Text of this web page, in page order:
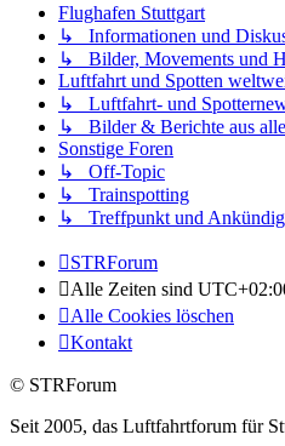
Flughafen Stuttgart
↳ Informationen und
↳ Bilder, Movements und
Luftfahrt und Spotten
↳ Luftfahrt- und
↳ Bilder & Berichte aus
Sonstige Foren
↳ Off-Topic
↳ Trainspotting
↳ Treffpunkt und
STRForum
Alle Zeiten sind
Alle Cookies löschen
Kontakt
© STRForum
Seit 2005, das Luftfahrtforum für